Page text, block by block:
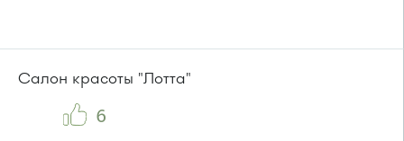
Маршрутка № 460м
или до остановки "Промкомбинат"
Автобус № 20.
Салон красоты "Лотта"
6